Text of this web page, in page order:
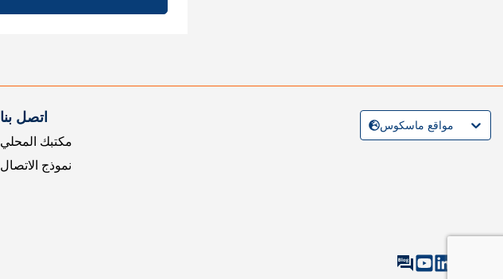
اتصل بنا
مكتبك المحلي
نموذج الاتصال
مواقع ماسكوس